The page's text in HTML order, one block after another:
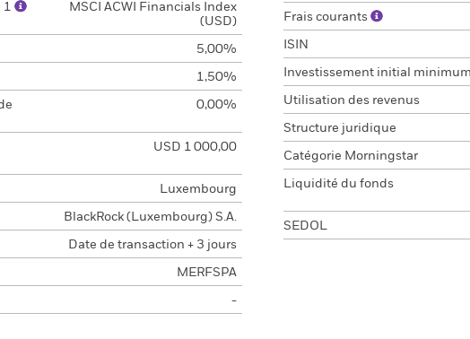
1
MSCI ACWI Financials Index
(USD)
5,00%
1,50%
0,00%
USD 1 000,00
Luxembourg
BlackRock (Luxembourg) S.A.
Date de transaction + 3 jours
MERFSPA
-
Frais courants
ISIN
Investissement initial minimum
Utilisation des revenus
Structure juridique
Catégorie Morningstar
Liquidité du fonds
SEDOL